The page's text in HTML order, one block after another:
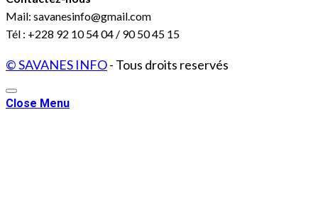
Mail: savanesinfo@gmail.com
Tél : +228 92 10 54 04 / 90 50 45 15
© SAVANES INFO- Tous droits reservés
Close Menu